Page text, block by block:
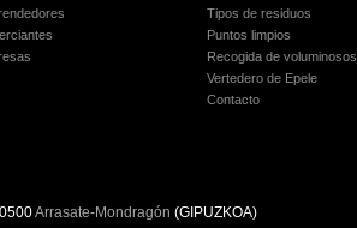
Tipos de residuos
Puntos limpios
Recogida de voluminosos
Vertedero de Epele
Contacto
Arrasate-Mondragón (GIPUZKOA)